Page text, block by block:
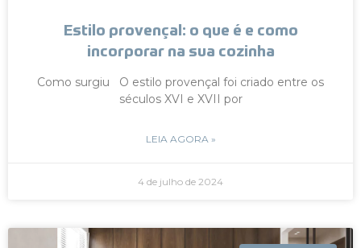
Estilo provençal: o que é e como
incorporar na sua cozinha
Como surgiu O estilo provençal foi criado entre os
séculos XVI e XVII por
LEIA AGORA »
4 de julho de 2024